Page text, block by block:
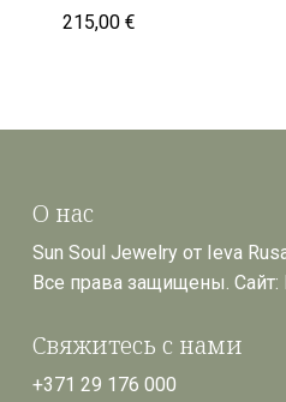
215,00 €
О нас
Sun Soul Jewelry от Ieva
Все права защищены. Сайт:
Свяжитесь с нами
+371 29 176 000